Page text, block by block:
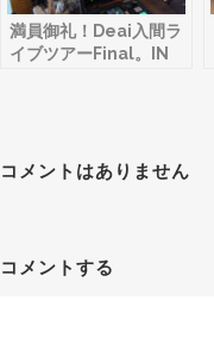
満員御礼！Deai入間ラ
イブツアーFinal。IN
コメントはありません
コメントする